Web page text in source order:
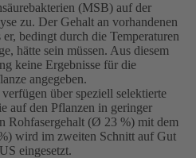
(MSB) auf der
zu. Der Gehalt an vorhandenen
bedingt durch die Temperaturen
hätte sein müssen. Aus diesem
keine Ergebnisse für die
angegeben.
über speziell selektierte
auf den Pflanzen in geringer
Rohfasergehalt (Ø 23 %) mit dem
wird im zweiten Schnitt auf Gut
eingesetzt.